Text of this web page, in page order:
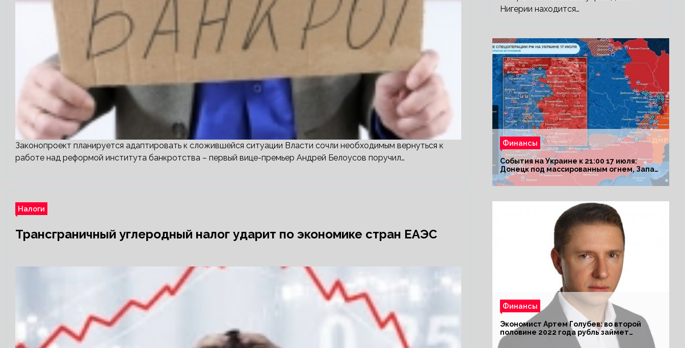
Законопроект планируется адаптировать к сложившейся ситуации Власти сочли необходимым вернуться к
работе над реформой института банкротства – первый вице-премьер Андрей Белоусов поручил…
Налоги
Трансграничный углеродный налог ударит по экономике стран ЕАЭС
Нигерии находится…
Финансы
События на Украине к 21:00 17 июля:
Донецк под массированным огнем, Запад
поставил Киеву ультиматум
Финансы
Экономист Артем Голубев: во второй
половине 2022 года рубль займет
комфортный курс